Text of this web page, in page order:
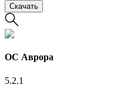
Скачать
ОС Аврора
5.2.1